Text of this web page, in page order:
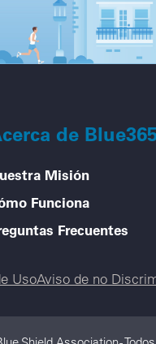
de
Misión
Funciona
Frecuentes
UsoAviso de no